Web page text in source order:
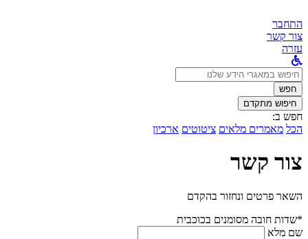
התחבר
צור קשר
עזרה
לחפש
ב:חפש
חיפוש מתקדם
חפש ב:
הכל מאמרים מלאים ציטוטים ארכיון
צור קשר
השאר פרטים ונחזור בהקדם
*שדות חובה מסומנים בכוכבית
שם מלא